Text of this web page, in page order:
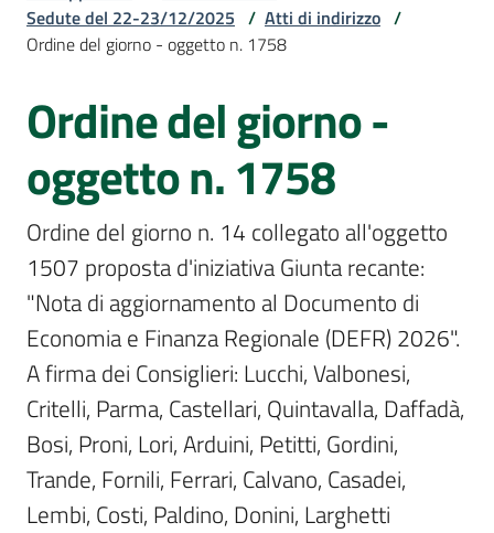
Per
i
media
Per
i
cittadini
Sedute del 22-23/12/2025 / Atti di indirizzo /
Ordine del giorno - oggetto n. 1758
Ordine del giorno -
oggetto n. 1758
Ordine del giorno n. 14 collegato all'oggetto
1507 proposta d'iniziativa Giunta recante:
"Nota di aggiornamento al Documento di
Economia e Finanza Regionale (DEFR) 2026".
A firma dei Consiglieri: Lucchi, Valbonesi,
Critelli, Parma, Castellari, Quintavalla, Daffadà,
Bosi, Proni, Lori, Arduini, Petitti, Gordini,
Trande, Fornili, Ferrari, Calvano, Casadei,
Lembi, Costi, Paldino, Donini, Larghetti